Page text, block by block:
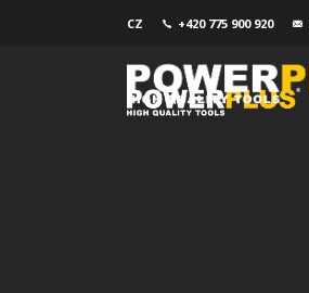
CZ +420 775 900 920